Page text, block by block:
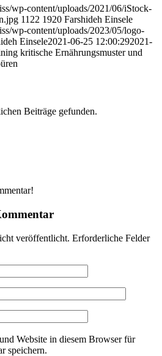
wp-content/uploads/2021/06/iStock-
1122 1920 Farshideh Einsele
wp-content/uploads/2023/05/logo-
Einsele2021-06-25 12:00:292021-
kritische Ernährungsmuster und
Beiträge gefunden.
veröffentlicht. Erforderliche Felder
Website in diesem Browser für
speichern.